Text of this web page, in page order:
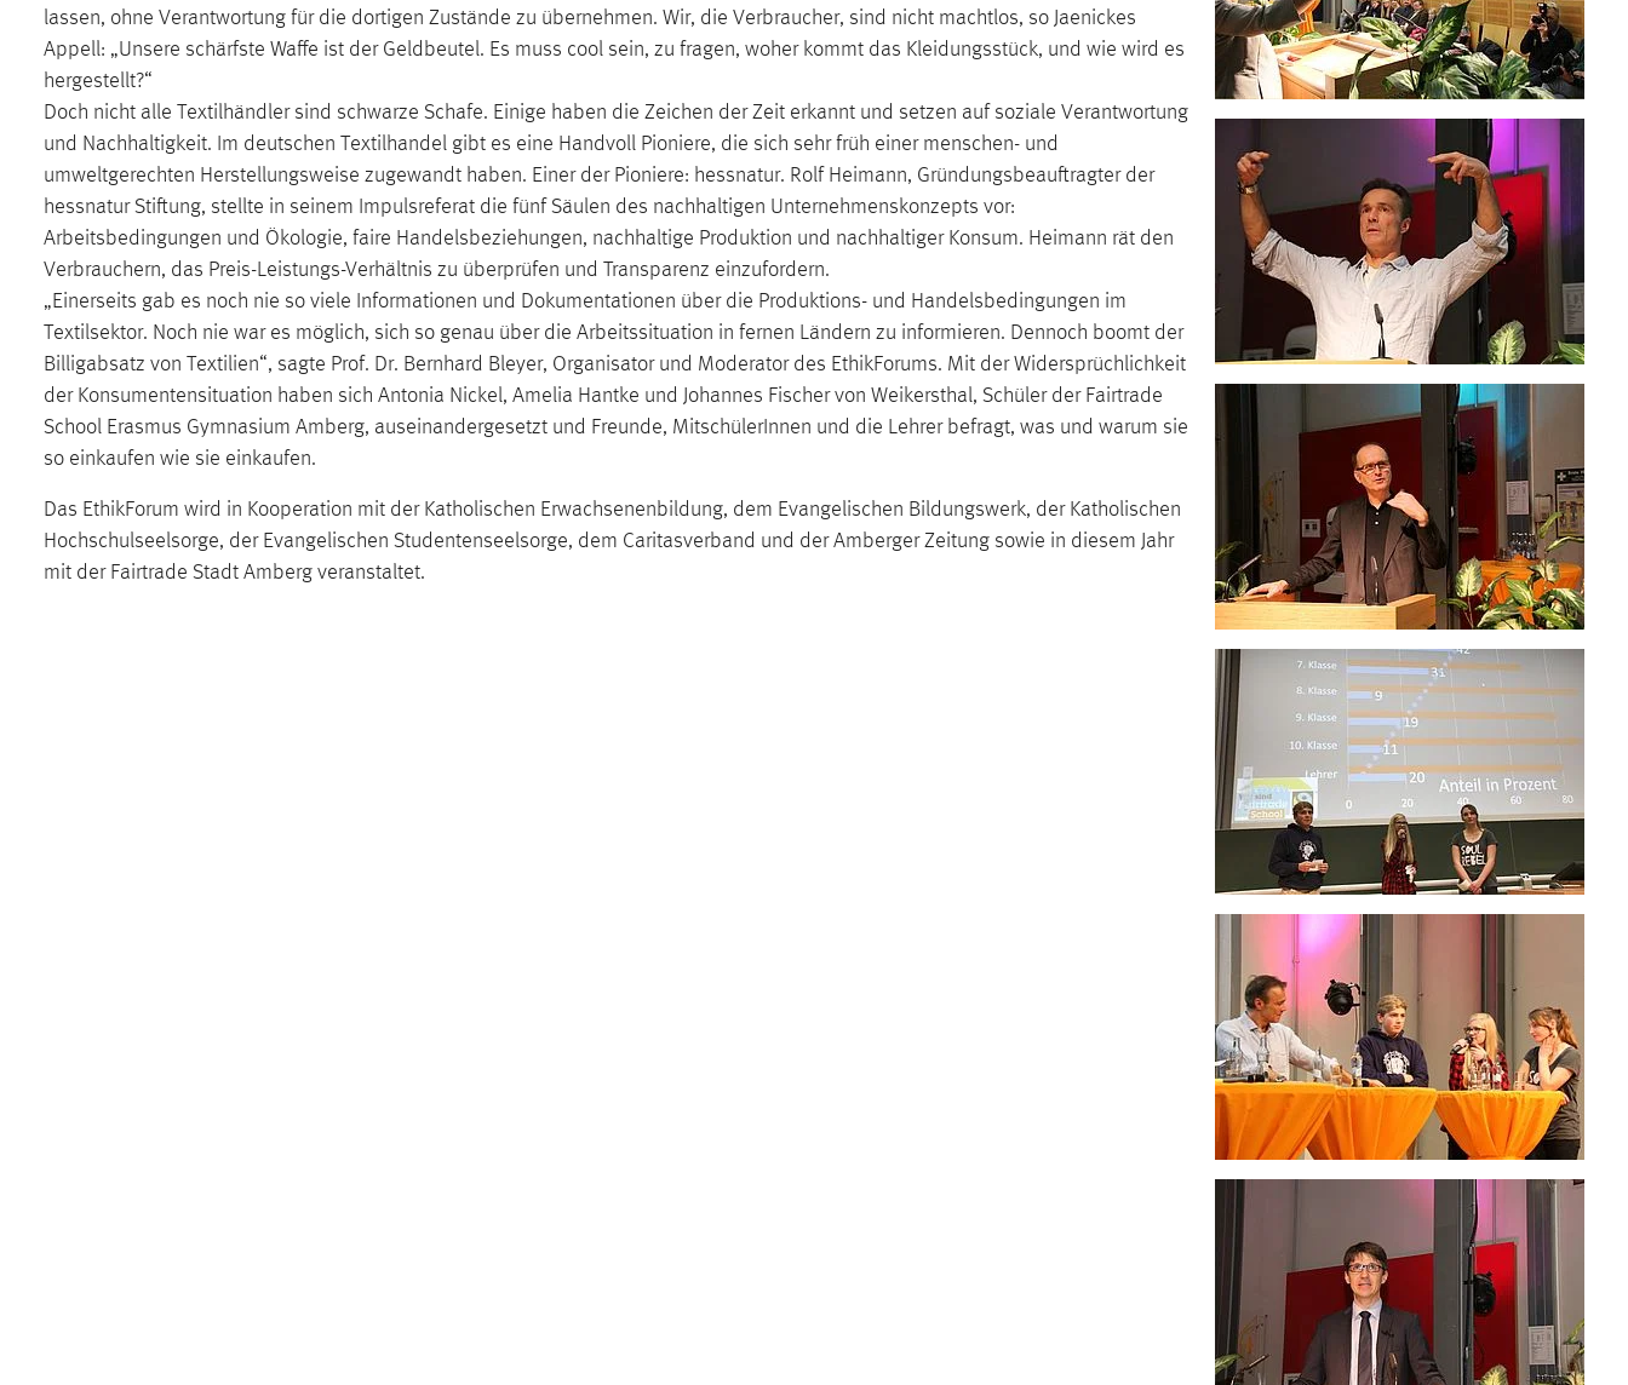
lassen, ohne Verantwortung für die dortigen Zustände zu übernehmen. Wir, die Verbraucher, sind nicht machtlos, so Jaenickes
Appell: „Unsere schärfste Waffe ist der Geldbeutel. Es muss cool sein, zu fragen, woher kommt das Kleidungsstück, und wie wird es
hergestellt?“
Doch nicht alle Textilhändler sind schwarze Schafe. Einige haben die Zeichen der Zeit erkannt und setzen auf soziale Verantwortung
und Nachhaltigkeit. Im deutschen Textilhandel gibt es eine Handvoll Pioniere, die sich sehr früh einer menschen- und
umweltgerechten Herstellungsweise zugewandt haben. Einer der Pioniere: hessnatur. Rolf Heimann, Gründungsbeauftragter der
hessnatur Stiftung, stellte in seinem Impulsreferat die fünf Säulen des nachhaltigen Unternehmenskonzepts vor:
Arbeitsbedingungen und Ökologie, faire Handelsbeziehungen, nachhaltige Produktion und nachhaltiger Konsum. Heimann rät den
Verbrauchern, das Preis-Leistungs-Verhältnis zu überprüfen und Transparenz einzufordern.
„Einerseits gab es noch nie so viele Informationen und Dokumentationen über die Produktions- und Handelsbedingungen im
Textilsektor. Noch nie war es möglich, sich so genau über die Arbeitssituation in fernen Ländern zu informieren. Dennoch boomt der
Billigabsatz von Textilien“, sagte Prof. Dr. Bernhard Bleyer, Organisator und Moderator des EthikForums. Mit der Widersprüchlichkeit
der Konsumentensituation haben sich Antonia Nickel, Amelia Hantke und Johannes Fischer von Weikersthal, Schüler der Fairtrade
School Erasmus Gymnasium Amberg, auseinandergesetzt und Freunde, MitschülerInnen und die Lehrer befragt, was und warum sie
so einkaufen wie sie einkaufen.
Das EthikForum wird in Kooperation mit der Katholischen Erwachsenenbildung, dem Evangelischen Bildungswerk, der Katholischen
Hochschulseelsorge, der Evangelischen Studentenseelsorge, dem Caritasverband und der Amberger Zeitung sowie in diesem Jahr
mit der Fairtrade Stadt Amberg veranstaltet.
Zweck:
Dieser Cookie speichert die
ausgewählten Einverständnis-Optionen
Cookie Laufzeit:
Performance
Name: staticfilecache
Zweck:
Für performante Seitenauslieferung wird
in diesem Cookie gespeichert, ob man
Sprachpräferenz
Name: site-language-preference
Zweck:
Das Cookie speichert die gewählte
Sprache der Website.
Cookie Laufzeit: 30 Tage